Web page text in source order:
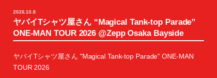
2026.10.8
ヤバイTシャツ屋さん “Magical Tank-top Parade”
ONE-MAN TOUR 2026 @Zepp Osaka Bayside
ヤバイTシャツ屋さん "Magical Tank-top Parade" ONE-MAN
TOUR 2026